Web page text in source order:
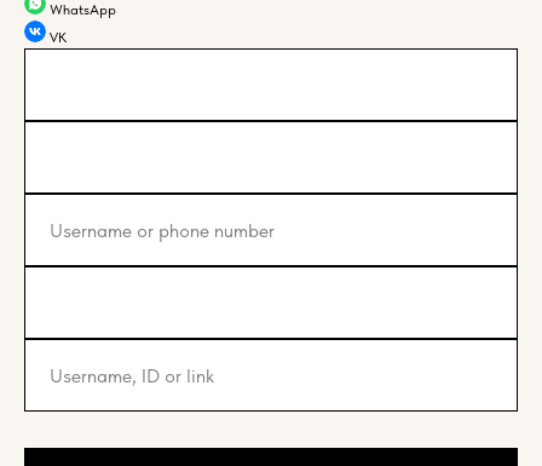
WhatsApp
VK